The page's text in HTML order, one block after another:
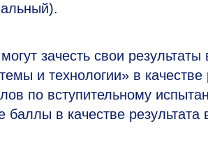
зачесть свои
и технологии» в качестве
по вступительному
в качестве результата